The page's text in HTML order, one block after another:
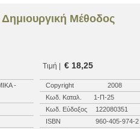
Μέθοδος
Τιμή |
€ 18,25
-
Copyright
2008
Κωδ. Καταλ.
1-Π-25
Κωδ. Εύδοξος
122080351
ISBN
960-405-974-2